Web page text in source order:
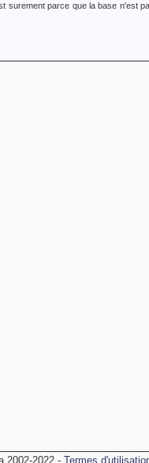
surement parce que la base n'est
2002-2022 - Termes